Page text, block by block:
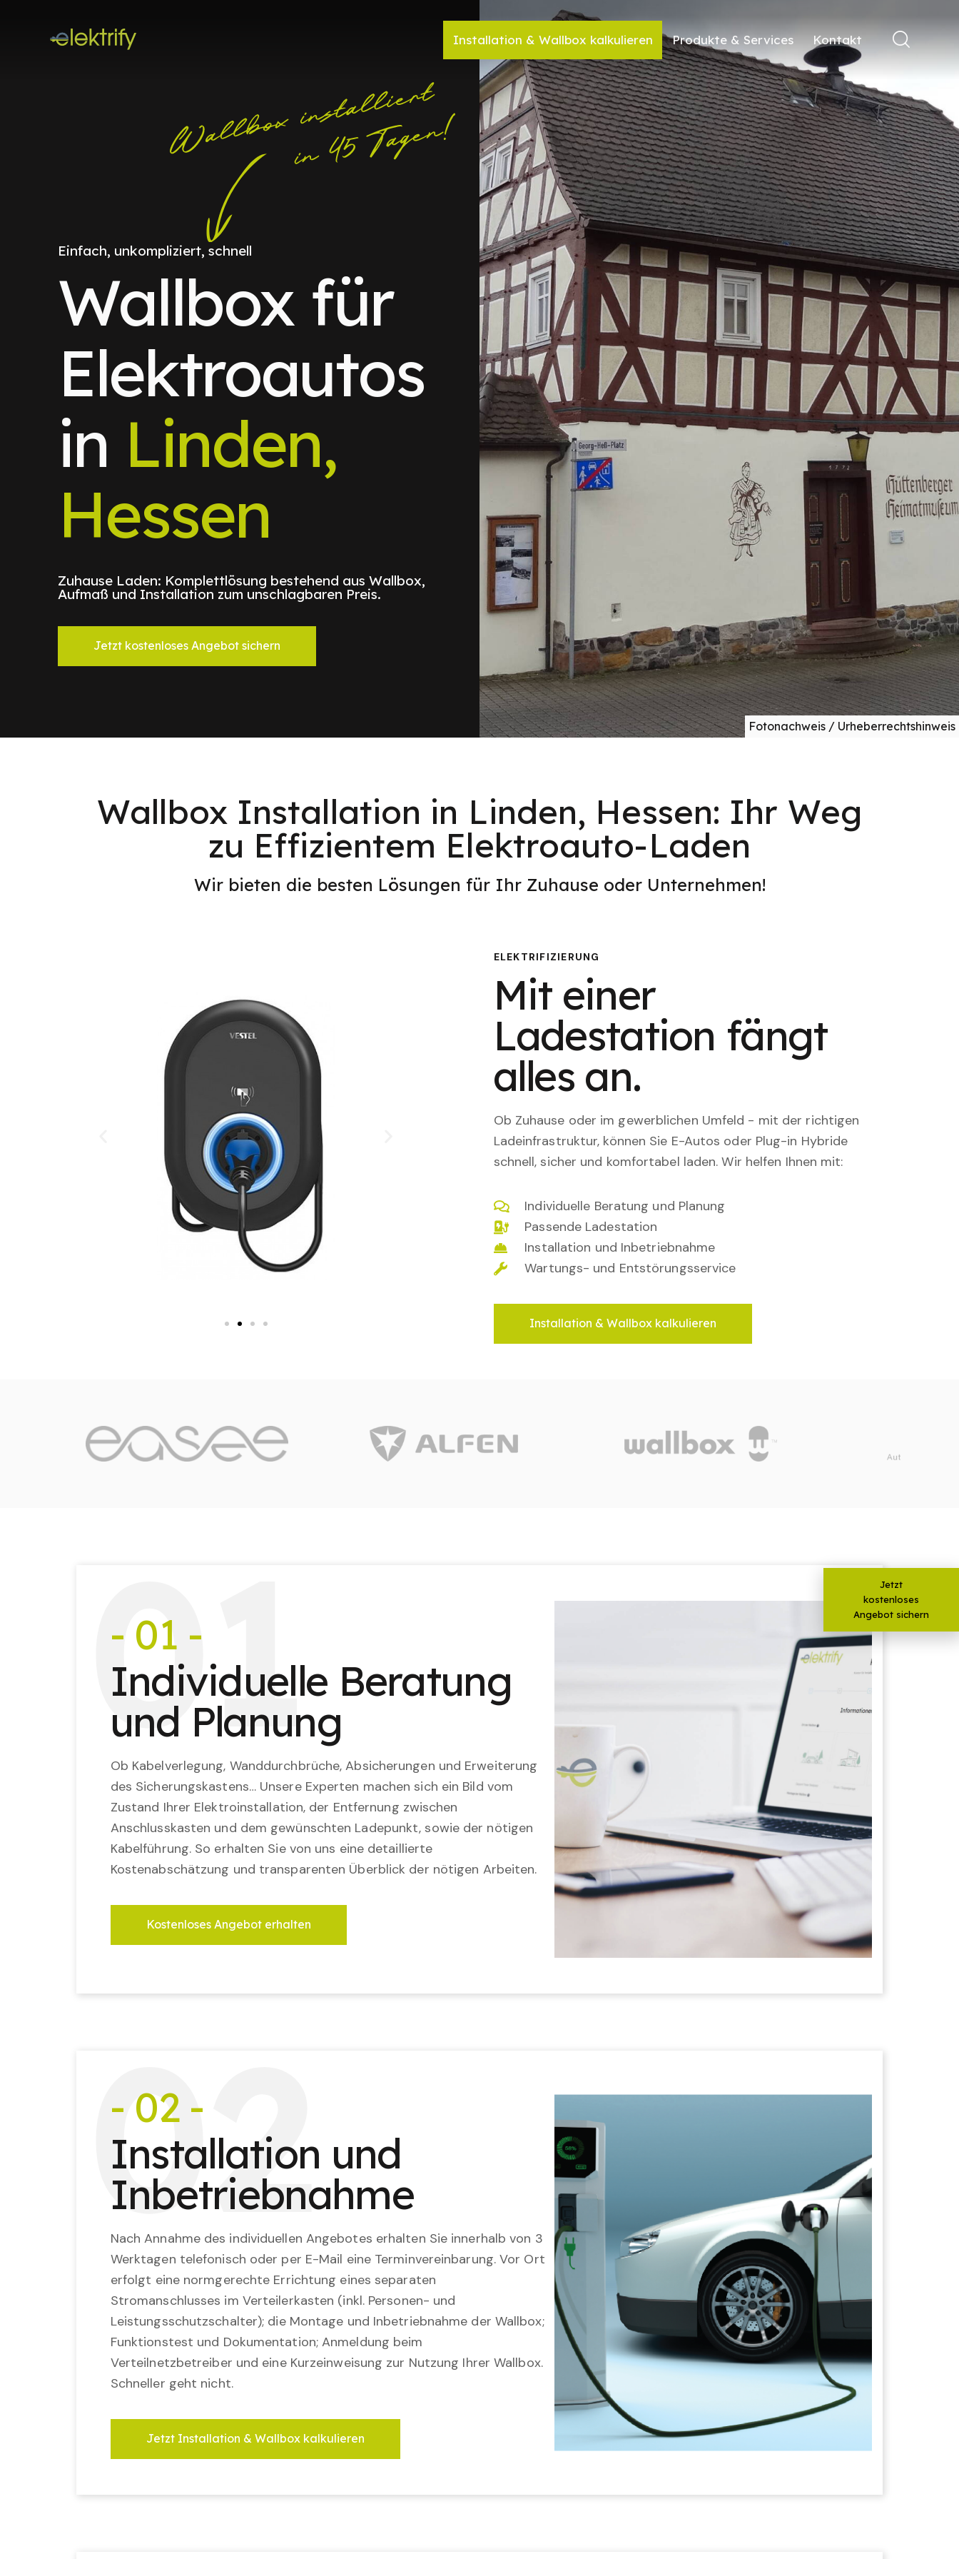
Installation & Wallbox kalkulieren Produkte & Services Kontakt
Einfach, unkompliziert, schnell
Wallbox für
Elektroautos
in Linden,
Hessen
Zuhause Laden: Komplettlösung bestehend aus Wallbox,
Aufmaß und Installation zum unschlagbaren Preis.
Jetzt kostenloses Angebot sichern
Fotonachweis / Urheberrechtshinweis
Wallbox Installation in Linden, Hessen: Ihr Weg
zu Effizientem Elektroauto-Laden
Wir bieten die besten Lösungen für Ihr Zuhause oder Unternehmen!
ELEKTRIFIZIERUNG
Mit einer
Ladestation fängt
alles an.
Ob Zuhause oder im gewerblichen Umfeld - mit der richtigen
Ladeinfrastruktur, können Sie E-Autos oder Plug-in Hybride
schnell, sicher und komfortabel laden. Wir helfen Ihnen mit:
Individuelle Beratung und Planung
Passende Ladestation
Installation und Inbetriebnahme
Wartungs- und Entstörungsservice
Installation & Wallbox kalkulieren
01
- 01 -
Individuelle Beratung
und Planung
Ob Kabelverlegung, Wanddurchbrüche, Absicherungen und Erweiterung
des Sicherungskastens… Unsere Experten machen sich ein Bild vom
Zustand Ihrer Elektroinstallation, der Entfernung zwischen
Anschlusskasten und dem gewünschten Ladepunkt, sowie der nötigen
Kabelführung. So erhalten Sie von uns eine detaillierte
Kostenabschätzung und transparenten Überblick der nötigen Arbeiten.
Kostenloses Angebot erhalten
02
- 02 -
Installation und
Inbetriebnahme
Nach Annahme des individuellen Angebotes erhalten Sie innerhalb von 3
Werktagen telefonisch oder per E-Mail eine Terminvereinbarung. Vor Ort
erfolgt eine normgerechte Errichtung eines separaten
Stromanschlusses im Verteilerkasten (inkl. Personen- und
Leistungsschutzschalter); die Montage und Inbetriebnahme der Wallbox;
Funktionstest und Dokumentation; Anmeldung beim
Verteilnetzbetreiber und eine Kurzeinweisung zur Nutzung Ihrer Wallbox.
Schneller geht nicht.
Jetzt Installation & Wallbox kalkulieren
Jetzt
kostenloses
Angebot sichern